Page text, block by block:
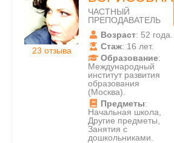
23 отзыва
ЧАСТНЫЙ
ПРЕПОДАВАТЕЛЬ
Возраст: 52 года.
Стаж: 16 лет.
Образование:
Международный
институт развития
образования
(Москва).
Предметы:
Начальная школа,
Другие предметы,
Занятия с
дошкольниками.